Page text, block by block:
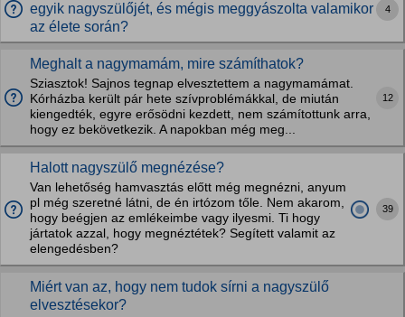
egyik nagyszülőjét, és mégis meggyászolta valamikor
az élete során?
4
Meghalt a nagymamám, mire számíthatok?
Sziasztok! Sajnos tegnap elvesztettem a nagymamámat.
Kórházba került pár hete szívproblémákkal, de miután
kiengedték, egyre erősödni kezdett, nem számítottunk arra,
hogy ez bekövetkezik. A napokban még meg...
12
Halott nagyszülő megnézése?
Van lehetőség hamvasztás előtt még megnézni, anyum
pl még szeretné látni, de én irtózom tőle. Nem akarom,
hogy beégjen az emlékeimbe vagy ilyesmi. Ti hogy
jártatok azzal, hogy megnéztétek? Segített valamit az
elengedésben?
39
Miért van az, hogy nem tudok sírni a nagyszülő
elvesztésekor?